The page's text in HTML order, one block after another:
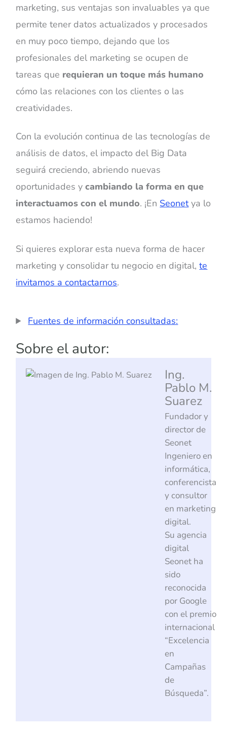
marketing, sus ventajas son invaluables ya que
permite tener datos actualizados y procesados
en muy poco tiempo, dejando que los
profesionales del marketing se ocupen de
tareas que requieran un toque más humano
cómo las relaciones con los clientes o las
creatividades.
Con la evolución continua de las tecnologías de
análisis de datos, el impacto del Big Data
seguirá creciendo, abriendo nuevas
oportunidades ycambiando la forma en que
interactuamos con el mundo. ¡En Seonetya lo
estamos haciendo!
Si quieres explorar esta nueva forma de hacer
marketing y consolidar tu negocio en digital,te
invitamos a contactarnos.
Fuentes de información consultadas:
Sobre el autor:
Ing.
Pablo M.
Suarez
Fundador y
director de
Seonet
Ingeniero en
informática,
conferencista
y consultor
en marketing
digital.
Su agencia
digital
Seonet ha
sido
reconocida
por Google
con el premio
internacional
“Excelencia
en
Campañas
de
Búsqueda”.